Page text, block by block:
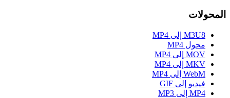
المحولات
M3U8 إلى MP4
محول MP4
MOV إلى MP4
MKV إلى MP4
WebM إلى MP4
فيديو إلى GIF
MP4 إلى MP3